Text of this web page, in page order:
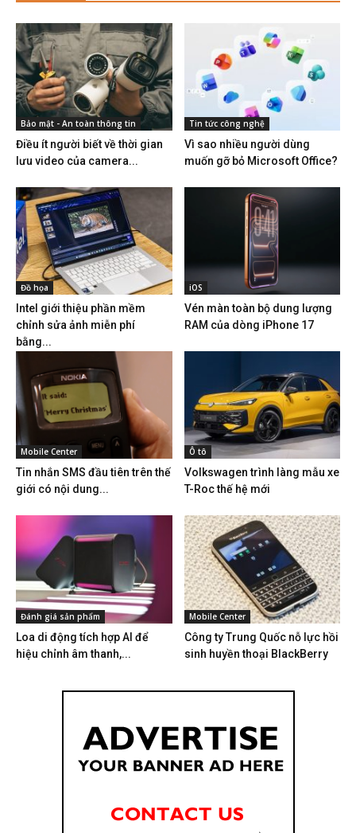
Bảo mật - An toàn thông tin
Điều ít người biết về thời gian
lưu video của camera...
Tin tức công nghệ
Vì sao nhiều người dùng
muốn gỡ bỏ Microsoft Office?
Đồ họa
Intel giới thiệu phần mềm
chỉnh sửa ảnh miễn phí
bằng...
iOS
Vén màn toàn bộ dung lượng
RAM của dòng iPhone 17
Mobile Center
Tin nhắn SMS đầu tiên trên thế
giới có nội dung...
Ô tô
Volkswagen trình làng mẫu xe
T-Roc thế hệ mới
Đánh giá sản phẩm
Loa di động tích hợp AI để
hiệu chỉnh âm thanh,...
Mobile Center
Công ty Trung Quốc nỗ lực hồi
sinh huyền thoại BlackBerry